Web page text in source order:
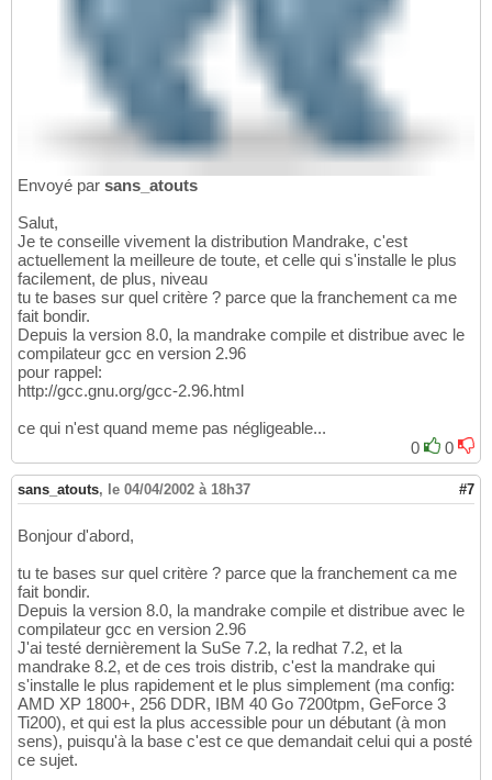
Envoyé par sans_atouts
Salut,
Je te conseille vivement la distribution Mandrake, c'est
actuellement la meilleure de toute, et celle qui s'installe le plus
facilement, de plus, niveau
tu te bases sur quel critère ? parce que la franchement ca me
fait bondir.
Depuis la version 8.0, la mandrake compile et distribue avec le
compilateur gcc en version 2.96
pour rappel:
http://gcc.gnu.org/gcc-2.96.html
ce qui n'est quand meme pas négligeable...
0
0
sans_atouts, le 04/04/2002 à 18h37 #7
Bonjour d'abord,
tu te bases sur quel critère ? parce que la franchement ca me
fait bondir.
Depuis la version 8.0, la mandrake compile et distribue avec le
compilateur gcc en version 2.96
J'ai testé dernièrement la SuSe 7.2, la redhat 7.2, et la
mandrake 8.2, et de ces trois distrib, c'est la mandrake qui
s'installe le plus rapidement et le plus simplement (ma config:
AMD XP 1800+, 256 DDR, IBM 40 Go 7200tpm, GeForce 3
Ti200), et qui est la plus accessible pour un débutant (à mon
sens), puisqu'à la base c'est ce que demandait celui qui a posté
ce sujet.